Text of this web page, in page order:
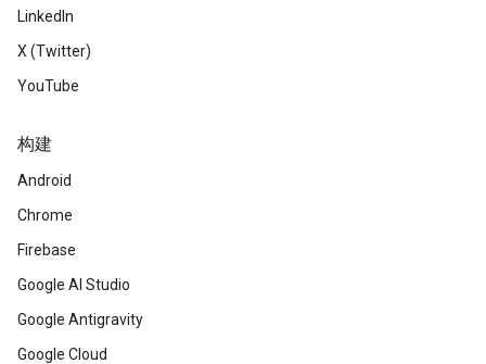
LinkedIn
X (Twitter)
YouTube
构建
Android
Chrome
Firebase
Google AI Studio
Google Antigravity
Google Cloud